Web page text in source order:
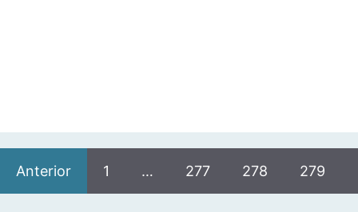
Anterior 1 … 277 278 279